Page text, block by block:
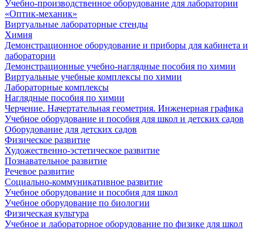
Учебно-производственное оборудование для лаборатории
«Оптик-механик»
Виртуальные лабораторные стенды
Химия
Демонстрационное оборудование и приборы для кабинета и
лаборатории
Демонстрационные учебно-наглядные пособия по химии
Виртуальные учебные комплексы по химии
Лабораторные комплексы
Наглядные пособия по химии
Черчение. Начертательная геометрия. Инженерная графика
Учебное оборудование и пособия для школ и детских садов
Оборудование для детских садов
Физическое развитие
Художественно-эстетическое развитие
Познавательное развитие
Речевое развитие
Социально-коммуникативное развитие
Учебное оборудование и пособия для школ
Учебное оборудование по биологии
Физическая культура
Учебное и лабораторное оборудование по физике для школ